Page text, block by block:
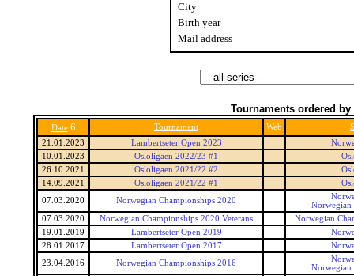
City
Birth year
Mail address
Tournaments ordered by
Date 6 Tournament Web
21.01.2023
Lambertseter Open 2023
10.01.2023
Osloligaen 2022/23 #1
26.10.2021
Osloligaen 2021/22 #2
14.09.2021
Osloligaen 2021/22 #1
07.03.2020
Norwegian Championships 2020
Norwegian
07.03.2020
Norwegian Championships 2020 Veterans
Norwegian
19.01.2019
Lambertseter Open 2019
28.01.2017
Lambertseter Open 2017
23.04.2016
Norwegian Championships 2016
Norwegian